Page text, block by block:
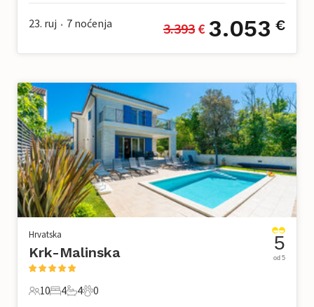
23. ruj • 7 noćenja 3.393 € 3.053 €
Hrvatska
Krk-Malinska
10 Gosti
10
4 Spavaće sobe
4
4 Kupaonice
4
0 Kućni ljubimac
0
5
od 5